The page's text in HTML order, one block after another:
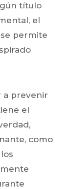
título
el
permite
a prevenir
el
como